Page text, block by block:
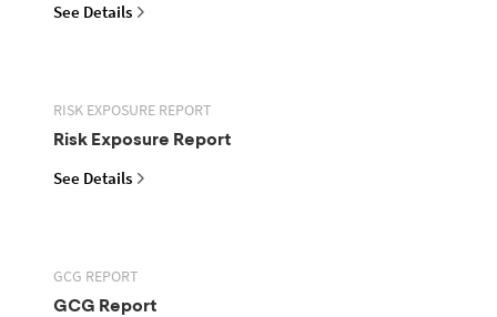
See Details
RISK EXPOSURE REPORT
Risk Exposure Report
See Details
GCG REPORT
GCG Report